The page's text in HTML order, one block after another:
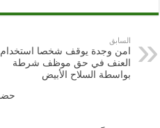
السابق
امن وجدة يوقف شخصا استخدام
العنف في حق موظف شرطة
بواسطة السلاح الأبيض